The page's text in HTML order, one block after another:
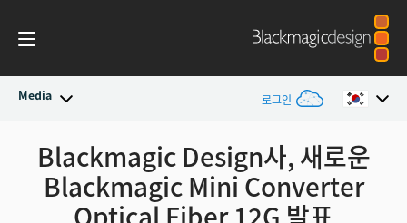
Media 로그인
최신 소식
뉴스 아카이브
Argentina
Australia
Blackmagic Design사, 새로운
Blackmagic Mini Converter
Optical Fiber 12G 발표